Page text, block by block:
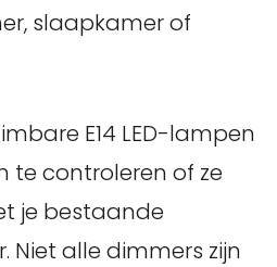
slaapkamer of
E14 LED-lampen
te controleren of ze
je bestaande
Niet alle dimmers zijn